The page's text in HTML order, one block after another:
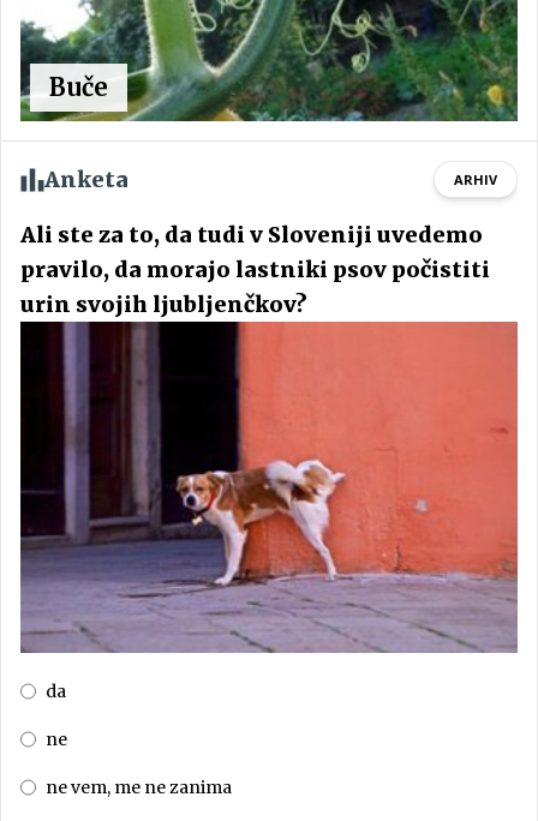
Buče
Anketa ARHIV
Ali ste za to, da tudi v Sloveniji uvedemo
pravilo, da morajo lastniki psov počistiti
urin svojih ljubljenčkov?
da
ne
ne vem, me ne zanima